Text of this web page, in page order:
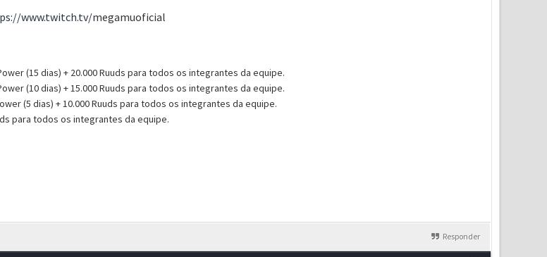
www.twitch.tv/megamuoficial
(15 dias) + 20.000 Ruuds para todos os integrantes da equipe.
(10 dias) + 15.000 Ruuds para todos os integrantes da equipe.
(5 dias) + 10.000 Ruuds para todos os integrantes da equipe.
para todos os integrantes da equipe.
Responder